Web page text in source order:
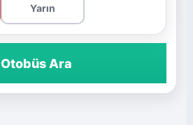
Yarın
Otobüs Ara